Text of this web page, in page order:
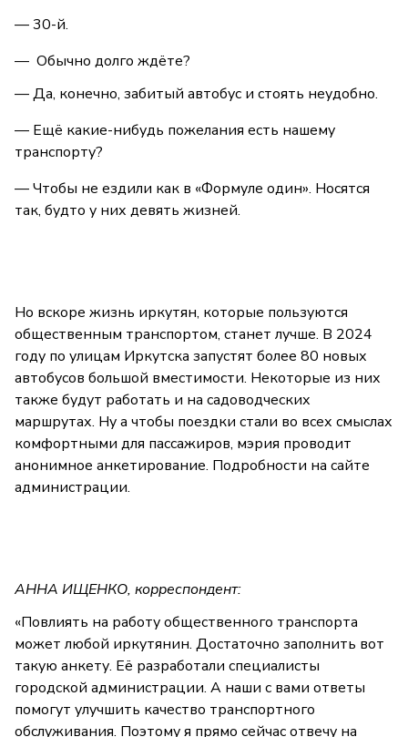
— 30-й.
— Обычно долго ждёте?
— Да, конечно, забитый автобус и стоять неудобно.
— Ещё какие-нибудь пожелания есть нашему
транспорту?
— Чтобы не ездили как в «Формуле один». Носятся
так, будто у них девять жизней.
Но вскоре жизнь иркутян, которые пользуются
общественным транспортом, станет лучше. В 2024
году по улицам Иркутска запустят более 80 новых
автобусов большой вместимости. Некоторые из них
также будут работать и на садоводческих
маршрутах. Ну а чтобы поездки стали во всех смыслах
комфортными для пассажиров, мэрия проводит
анонимное анкетирование. Подробности на сайте
администрации.
АННА ИЩЕНКО, корреспондент:
«Повлиять на работу общественного транспорта
может любой иркутянин. Достаточно заполнить вот
такую анкету. Её разработали специалисты
городской администрации. А наши с вами ответы
помогут улучшить качество транспортного
обслуживания. Поэтому я прямо сейчас отвечу на